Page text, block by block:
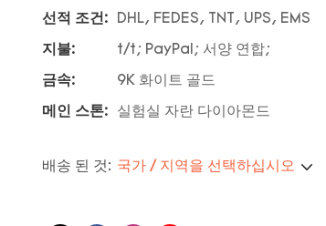
선적 조건: DHL, FEDES, TNT, UPS, EMS
지불: t/t; PayPal; 서양 연합;
금속: 9K 화이트 골드
메인 스톤: 실험실 자란 다이아몬드
배송 된 것: 국가 / 지역을 선택하십시오